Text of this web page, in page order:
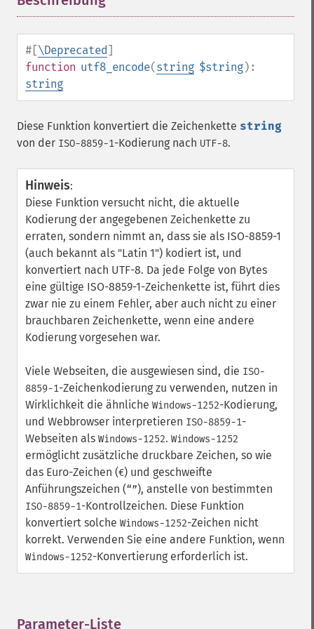
#[\Deprecated]
function utf8_encode(string $string):
string
Diese Funktion konvertiert die Zeichenkette string
von der ISO-8859-1-Kodierung nach UTF-8.
Hinweis:
Diese Funktion versucht nicht, die aktuelle
Kodierung der angegebenen Zeichenkette zu
erraten, sondern nimmt an, dass sie als ISO-8859-1
(auch bekannt als "Latin 1") kodiert ist, und
konvertiert nach UTF-8. Da jede Folge von Bytes
eine gültige ISO-8859-1-Zeichenkette ist, führt dies
zwar nie zu einem Fehler, aber auch nicht zu einer
brauchbaren Zeichenkette, wenn eine andere
Kodierung vorgesehen war.
Viele Webseiten, die ausgewiesen sind, die ISO-
8859-1-Zeichenkodierung zu verwenden, nutzen in
Wirklichkeit die ähnliche Windows-1252-Kodierung,
und Webbrowser interpretieren ISO-8859-1-
Webseiten als Windows-1252. Windows-1252
ermöglicht zusätzliche druckbare Zeichen, so wie
das Euro-Zeichen (€) und geschweifte
Anführungszeichen (“”), anstelle von bestimmten
ISO-8859-1-Kontrollzeichen. Diese Funktion
konvertiert solche Windows-1252-Zeichen nicht
korrekt. Verwenden Sie eine andere Funktion, wenn
Windows-1252-Konvertierung erforderlich ist.
Parameter-Liste